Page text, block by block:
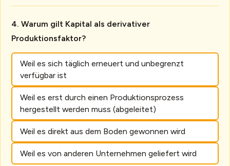
Warum gilt Kapital als derivativer
Produktionsfaktor?
Weil es sich täglich erneuert und unbegrenzt
verfügbar ist
Weil es erst durch einen Produktionsprozess
hergestellt werden muss (abgeleitet)
Weil es direkt aus dem Boden gewonnen wird
Weil es von anderen Unternehmen geliefert wird